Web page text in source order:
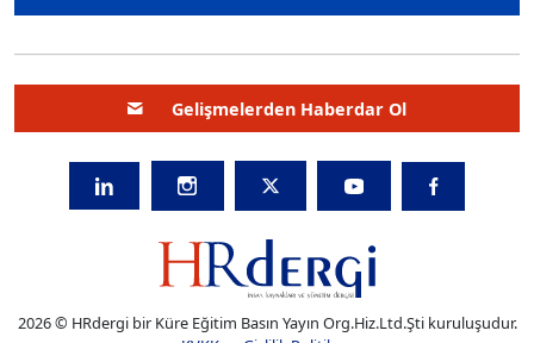
Gelişmelerden Haberdar Ol
2026 © HRdergi bir Küre Eğitim Basın Yayın Org.Hiz.Ltd.Şti kuruluşudur.